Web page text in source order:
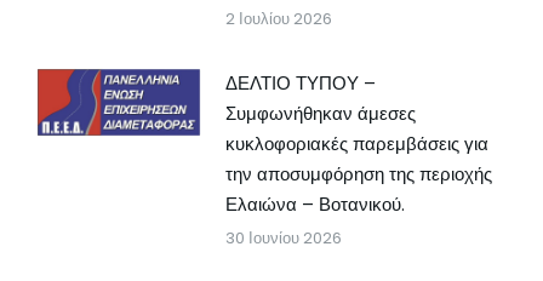
2 Ιουλίου 2026
ΔΕΛΤΙΟ ΤΥΠΟΥ –
Συμφωνήθηκαν άμεσες
κυκλοφοριακές παρεμβάσεις για
την αποσυμφόρηση της περιοχής
Ελαιώνα – Βοτανικού.
30 Ιουνίου 2026